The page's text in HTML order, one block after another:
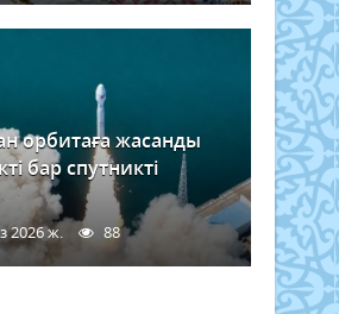
орбитаға жасанды
бар спутникті
2026 ж. 88